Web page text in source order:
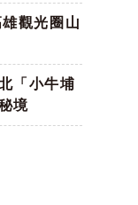
觀光圈山
「小牛埔
境